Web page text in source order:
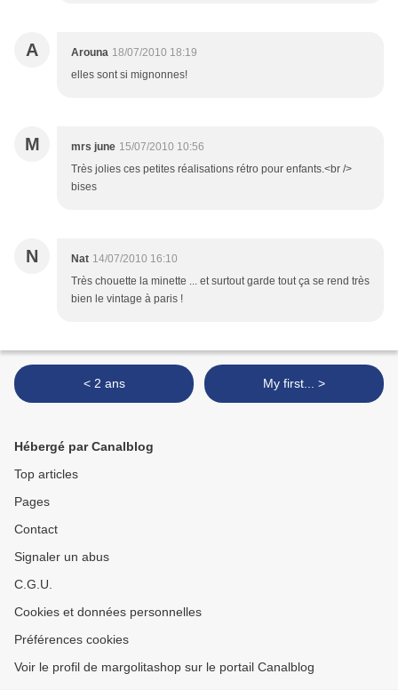
A Arouna 18/07/2010 18:19
elles sont si mignonnes!
M mrs june 15/07/2010 10:56
Très jolies ces petites réalisations rétro pour enfants.<br />
bises
N Nat 14/07/2010 16:10
Très chouette la minette ... et surtout garde tout ça se rend très
bien le vintage à paris !
< 2 ans My first... >
Hébergé par Canalblog
Top articles
Pages
Contact
Signaler un abus
C.G.U.
Cookies et données personnelles
Préférences cookies
Voir le profil de margolitashop sur le portail Canalblog